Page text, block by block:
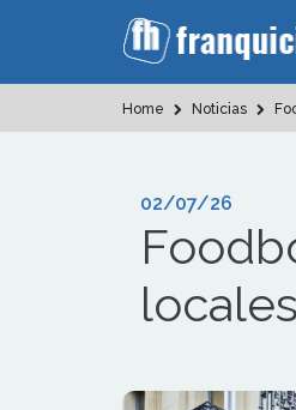
Home Noticias
02/07/26
locales